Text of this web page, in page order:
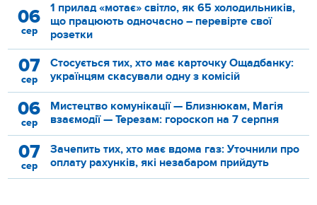
06
сер
1 прилад «мотає» світло, як 65 холодильників,
що працюють одночасно – перевірте свої
розетки
07
сер
Стосується тих, хто має карточку Ощадбанку:
українцям скасували одну з комісій
06
сер
Мистецтво комунікації — Близнюкам, Магія
взаємодії — Терезам: гороскоп на 7 серпня
07
сер
Зачепить тих, хто має вдома газ: Уточнили про
оплату рахунків, які незабаром прийдуть